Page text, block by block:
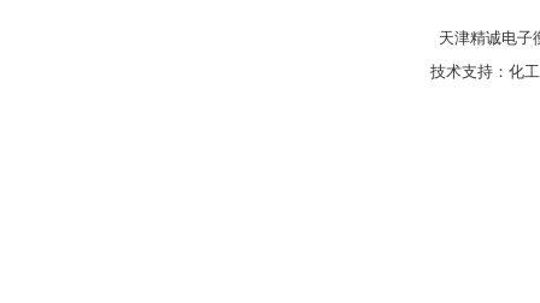
天津精诚电
技术支持： 化